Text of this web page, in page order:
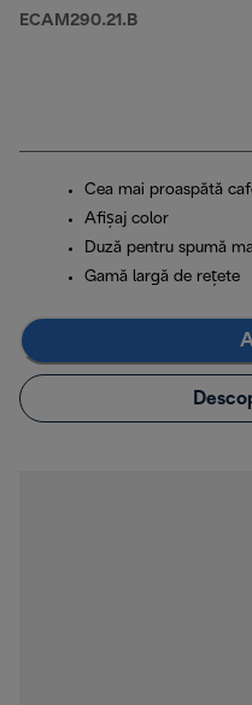
ECAM290.21.B
Cea mai proaspătă
Afișaj color
Duză pentru spumă
Gamă largă de rețete